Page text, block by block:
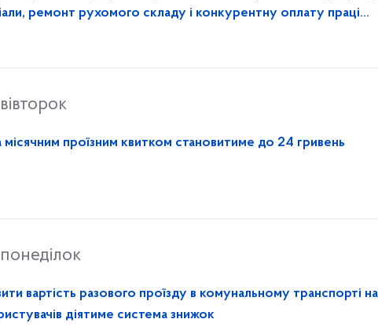
ремонт рухомого складу і конкурентну оплату праці
вівторок
місячним проїзним квитком становитиме до 24 гривень
понеділок
вартість разового проїзду в комунальному транспорті на
діятиме система знижок